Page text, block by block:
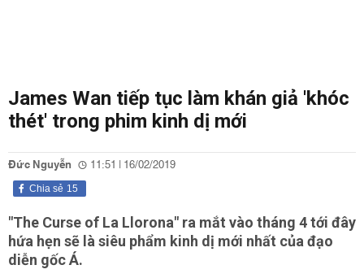
James Wan tiếp tục làm khán giả 'khóc
thét' trong phim kinh dị mới
Đức Nguyễn 11:51 | 16/02/2019
15
Chia sẻ
"The Curse of La Llorona" ra mắt vào tháng 4 tới đây
hứa hẹn sẽ là siêu phẩm kinh dị mới nhất của đạo
diễn gốc Á.